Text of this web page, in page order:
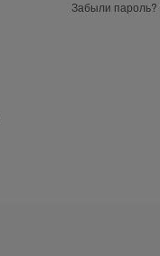
Забыли пароль?